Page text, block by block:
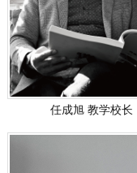
任成旭 教学校长